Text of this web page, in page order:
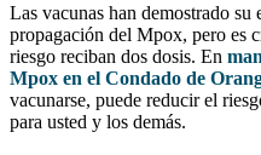
Las vacunas han demostrado
propagación del Mpox, pero es
riesgo reciban dos dosis. En
Mpox en el Condado de
vacunarse, puede reducir el
para usted y los demás.